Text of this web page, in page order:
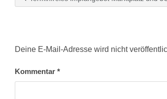
Deine E-Mail-Adresse wird nicht
Kommentar *